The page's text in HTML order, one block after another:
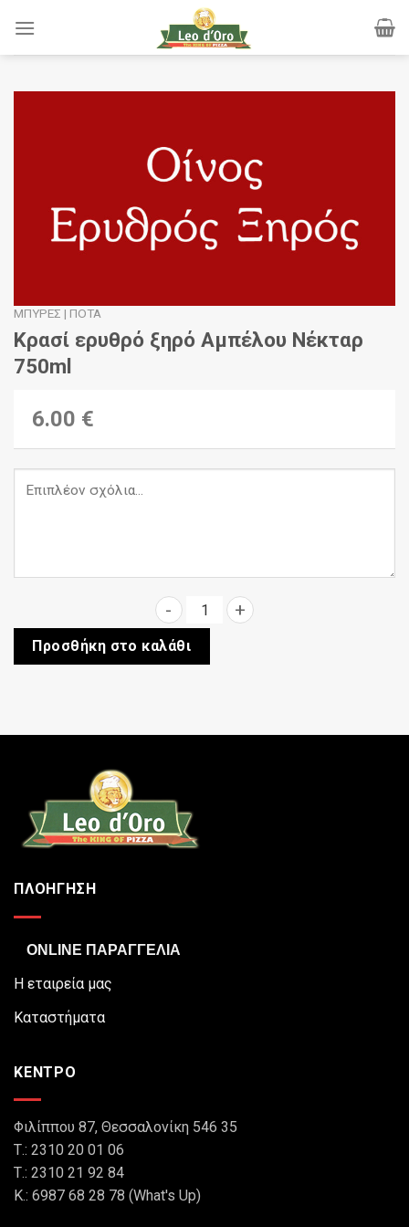
ΜΠΎΡΕΣ | ΠΟΤΆ
Κρασί ερυθρό ξηρό Αμπέλου Νέκταρ
750ml
6.00 €
Κρασί ερυθρό ξηρό Αμπέλου
Προσθήκη στο καλάθι
ΠΛΟΗΓΗΣΗ
ONLINE ΠΑΡΑΓΓΕΛΙΑ
Η εταιρεία μας
Καταστήματα
ΚΕΝΤΡΟ
Φιλίππου 87, Θεσσαλονίκη 546 35
Τ.: 2310 20 01 06
Τ.: 2310 21 92 84
Κ.: 6987 68 28 78 (What's Up)